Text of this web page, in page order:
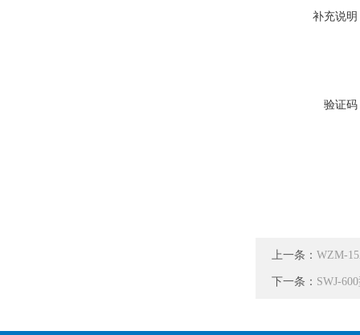
补充说明
验证码
上一条： WZM-
下一条： SWJ-